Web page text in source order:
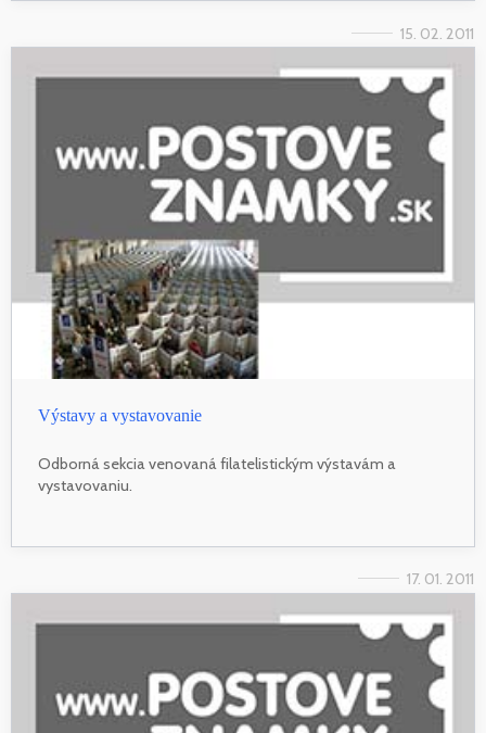
15. 02. 2011
Výstavy a vystavovanie
Odborná sekcia venovaná filatelistickým výstavám a
vystavovaniu.
17. 01. 2011